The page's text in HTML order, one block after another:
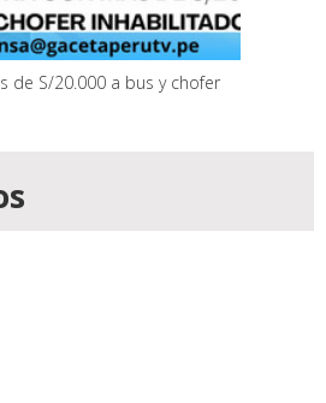
de S/20.000 a bus y chofer